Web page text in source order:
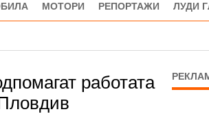
МОТОРИ РЕПОРТАЖИ ЛУДИ
работата